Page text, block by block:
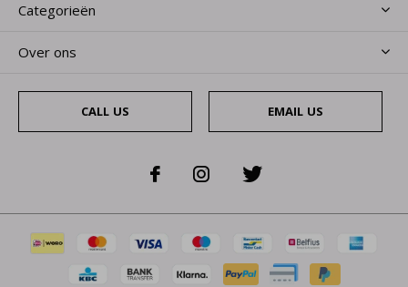
Categorieën
Over ons
CALL US EMAIL US